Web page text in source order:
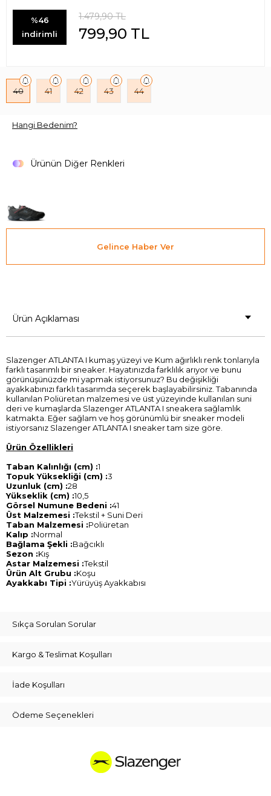
%46
indirimli
1.479,90TL
799,90 TL
40 41 42 43 44
Hangi Bedenim?
Ürünün Diğer Renkleri
Gelince Haber Ver
Ürün Açıklaması
Slazenger ATLANTA I kumaş yüzeyi ve Kum ağırlıklı renk tonlarıyla
farklı tasarımlı bir sneaker. Hayatınızda farklılık arıyor ve bunu
görünüşünüzde mi yapmak istiyorsunuz? Bu değişikliği
ayakkabınızı farklı tasarımda seçerek başlayabilirsiniz. Tabanında
kullanılan Poliüretan malzemesi ve üst yüzeyinde kullanılan suni
deri ve kumaşlarda Slazenger ATLANTA I sneakera sağlamlık
katmakta. Eğer sağlam ve hoş görünümlü bir sneaker modeli
istiyorsanız Slazenger ATLANTA I sneaker tam size göre.
Ürün Özellikleri
Taban Kalınlığı (cm) :1
Topuk Yüksekliği (cm) :3
Uzunluk (cm) :28
Yükseklik (cm) :10,5
Görsel Numune Bedeni :41
Üst Malzemesi :Tekstil + Suni Deri
Taban Malzemesi :Poliüretan
Kalıp :Normal
Bağlama Şekli :Bağcıklı
Sezon :Kış
Astar Malzemesi :Tekstil
Ürün Alt Grubu :Koşu
Ayakkabı Tipi :Yürüyüş Ayakkabısı
Sıkça Sorulan Sorular
Kargo & Teslimat Koşulları
İade Koşulları
Ödeme Seçenekleri